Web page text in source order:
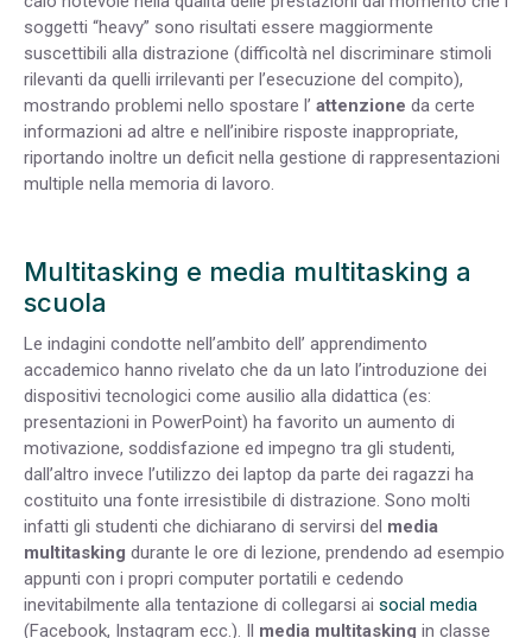
soggetti “heavy” sono risultati essere maggiormente
suscettibili alla distrazione (difficoltà nel discriminare stimoli
rilevanti da quelli irrilevanti per l’esecuzione del compito),
mostrando problemi nello spostare l’ attenzione da certe
informazioni ad altre e nell’inibire risposte inappropriate,
riportando inoltre un deficit nella gestione di rappresentazioni
multiple nella memoria di lavoro.
Multitasking e media multitasking a
scuola
Le indagini condotte nell’ambito dell’ apprendimento
accademico hanno rivelato che da un lato l’introduzione dei
dispositivi tecnologici come ausilio alla didattica (es:
presentazioni in PowerPoint) ha favorito un aumento di
motivazione, soddisfazione ed impegno tra gli studenti,
dall’altro invece l’utilizzo dei laptop da parte dei ragazzi ha
costituito una fonte irresistibile di distrazione. Sono molti
infatti gli studenti che dichiarano di servirsi del media
multitasking durante le ore di lezione, prendendo ad esempio
appunti con i propri computer portatili e cedendo
inevitabilmente alla tentazione di collegarsi ai social media
(Facebook, Instagram ecc.). Il media multitasking in classe